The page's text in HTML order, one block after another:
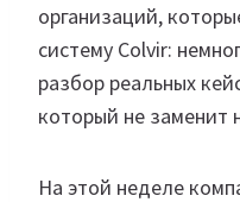
организаций,
систему Colvir:
разбор реальных
который не заменит
На этой неделе